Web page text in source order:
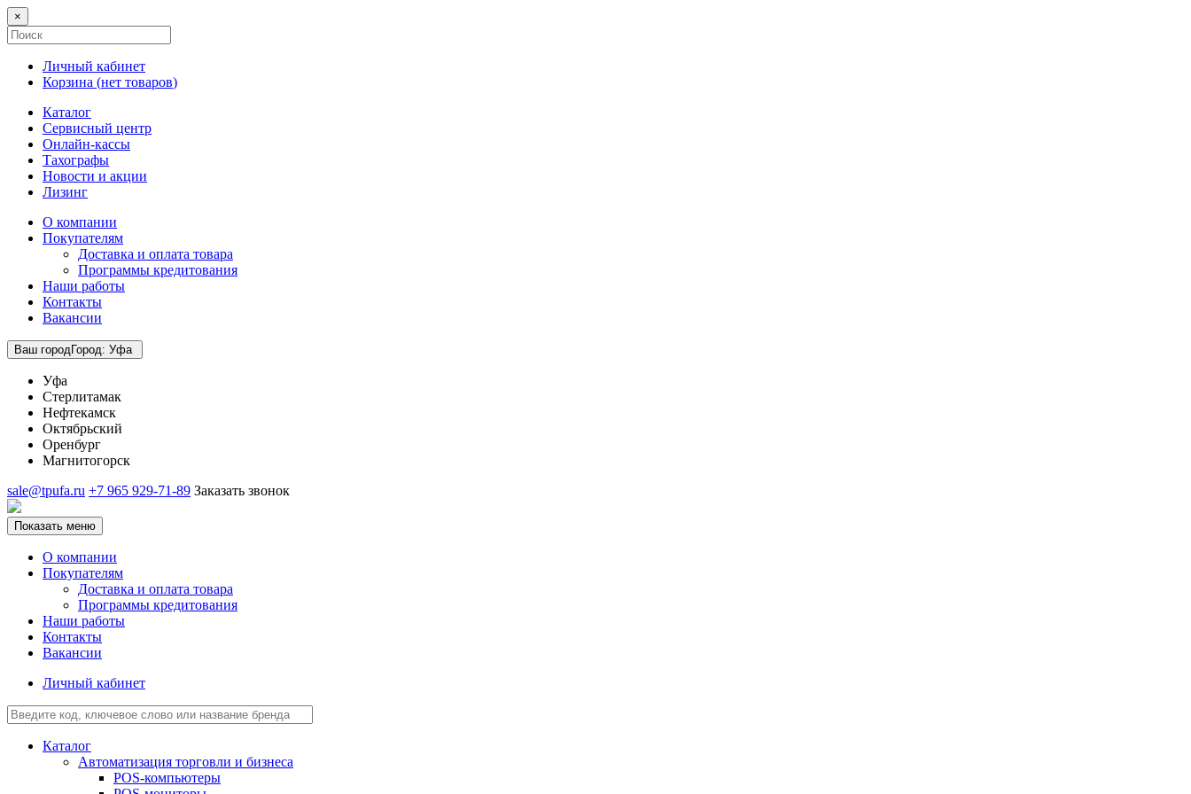
×
Личный кабинет
Корзина (нет товаров)
Каталог
Сервисный центр
Онлайн-кассы
Тахографы
Новости и акции
Лизинг
О компании
Покупателям
Доставка и оплата товара
Программы кредитования
Наши работы
Контакты
Вакансии
Ваш городГород: Уфа
Уфа
Стерлитамак
Нефтекамск
Октябрьский
Оренбург
Магнитогорск
sale@tpufa.ru +7 965 929-71-89 Заказать звонок
Показать меню
О компании
Покупателям
Доставка и оплата товара
Программы кредитования
Наши работы
Контакты
Вакансии
Личный кабинет
Каталог
Автоматизация торговли и бизнеса
POS-компьютеры